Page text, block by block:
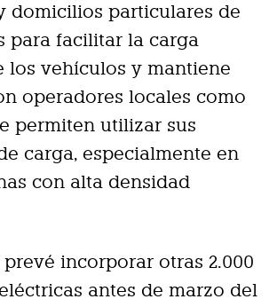
domicilios particulares de
para facilitar la carga
los vehículos y mantiene
operadores locales como
permiten utilizar sus
carga, especialmente en
con alta densidad
prevé incorporar otras 2.000
antes de marzo del